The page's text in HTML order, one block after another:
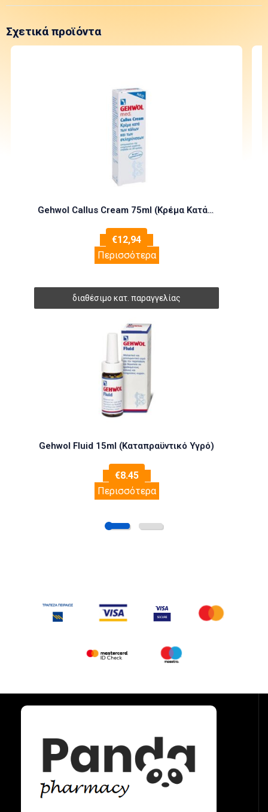
Σχετικά προϊόντα
Gehwol Callus Cream 75ml (Κρέμα Κατά των Κάλων & των Σκληρύνσεων)
€12,94
Περισσότερα
Gehwol Fluid 15ml (Καταπραϋντικό Υγρό)
€8.45
Περισσότερα